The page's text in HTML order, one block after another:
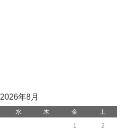
2026年8月
水 木 金
土
1
2